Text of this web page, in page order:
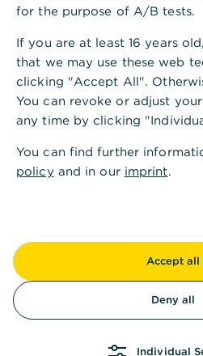
Weiterführende
Erfahren Sie mehr über
Informationen zu
for the purpose of A/B tests.
If you are at least 16 years
that we may use these web
clicking "Accept All".
You can revoke or adjust
any time by clicking
You can find further
policyand in our imprint.
Accept all
Deny all
Individual